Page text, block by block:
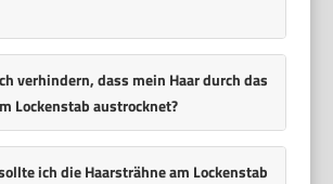
verhindern, dass mein Haar durch das
Lockenstab austrocknet?
ich die Haarsträhne am Lockenstab